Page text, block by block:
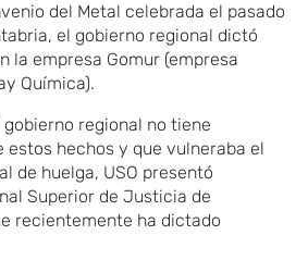
del Metal celebrada el pasado
el gobierno regional dictó
la empresa Gomur (empresa
Química).
regional no tiene
estos hechos y que vulneraba el
de huelga, USO presentó
Superior de Justicia de
recientemente ha dictado